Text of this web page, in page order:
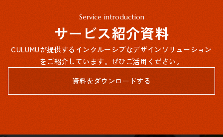
Service introduction
サービス紹介資料
CULUMUが提供するインクルーシブなデザインソリューション
をご紹介しています。ぜひご活用ください。
資料をダウンロードする